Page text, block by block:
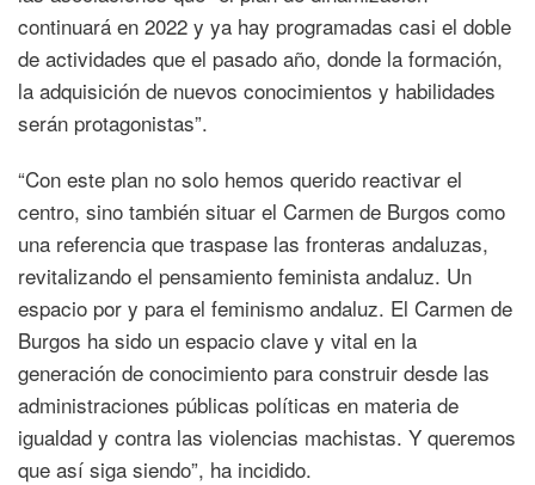
continuará en 2022 y ya hay programadas casi el doble
de actividades que el pasado año, donde la formación,
la adquisición de nuevos conocimientos y habilidades
serán protagonistas”.
“Con este plan no solo hemos querido reactivar el
centro, sino también situar el Carmen de Burgos como
una referencia que traspase las fronteras andaluzas,
revitalizando el pensamiento feminista andaluz. Un
espacio por y para el feminismo andaluz. El Carmen de
Burgos ha sido un espacio clave y vital en la
generación de conocimiento para construir desde las
administraciones públicas políticas en materia de
igualdad y contra las violencias machistas. Y queremos
que así siga siendo”, ha incidido.